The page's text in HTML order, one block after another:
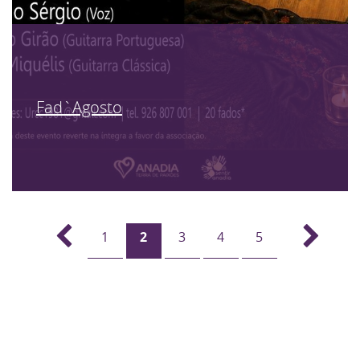
Fad`Agosto
1 2 3 4 5